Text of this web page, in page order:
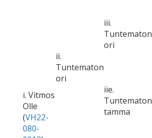
i. Vitmos
Olle
(VH22-
080-
ii.
Tuntematon
ori
iii.
Tuntematon
ori
iie.
Tuntematon
tamma